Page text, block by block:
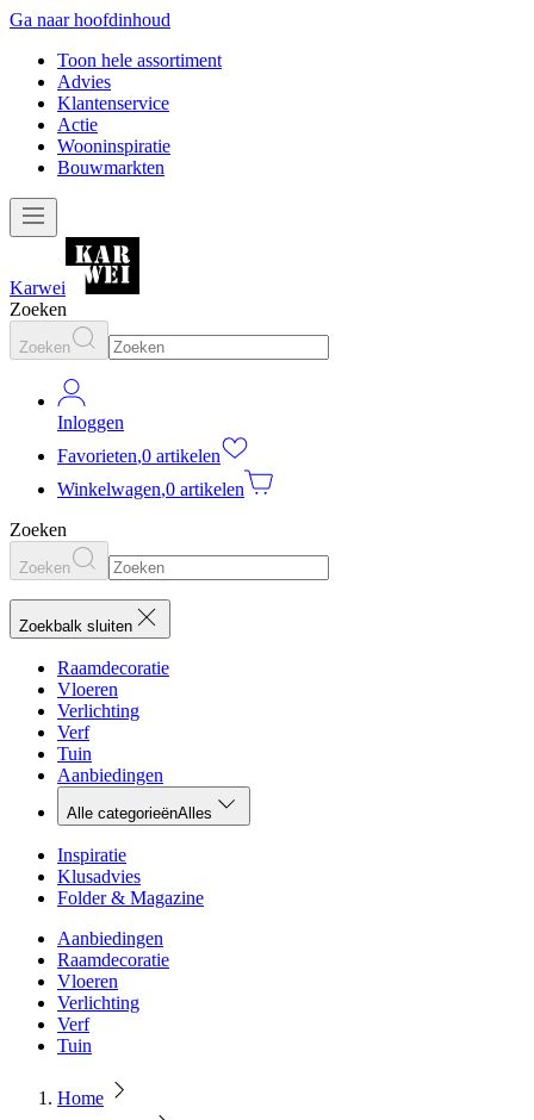
Ga naar hoofdinhoud
Toon hele assortiment
Advies
Klantenservice
Actie
Wooninspiratie
Bouwmarkten
Karwei
Zoeken
Zoeken
Inloggen
Favorieten,0 artikelen
Winkelwagen,0 artikelen
Zoeken
Zoeken
Zoekbalk sluiten
Raamdecoratie
Vloeren
Verlichting
Verf
Tuin
Aanbiedingen
Alle categorieënAlles
Inspiratie
Klusadvies
Folder & Magazine
Aanbiedingen
Raamdecoratie
Vloeren
Verlichting
Verf
Tuin
Home